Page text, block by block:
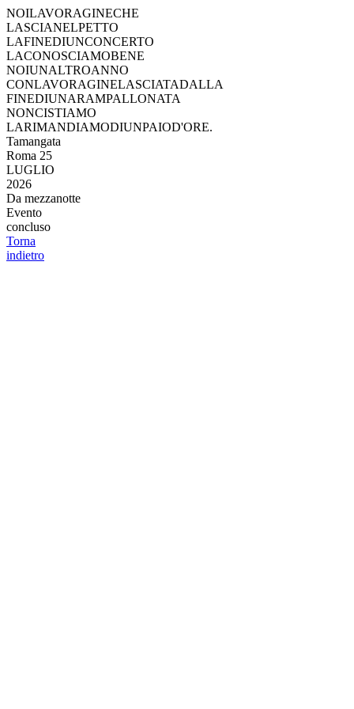
NOILAVORAGINECHE
LASCIANELPETTO
LAFINEDIUNCONCERTO
LACONOSCIAMOBENE
NOIUNALTROANNO
CONLAVORAGINELASCIATADALLA
FINEDIUNARAMPALLONATA
NONCISTIAMO
LARIMANDIAMODIUNPAIOD'ORE.
Tamangata
Roma 25
LUGLIO
2026
Da mezzanotte
Evento
concluso
Torna
indietro